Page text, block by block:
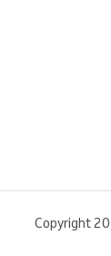
Copyright